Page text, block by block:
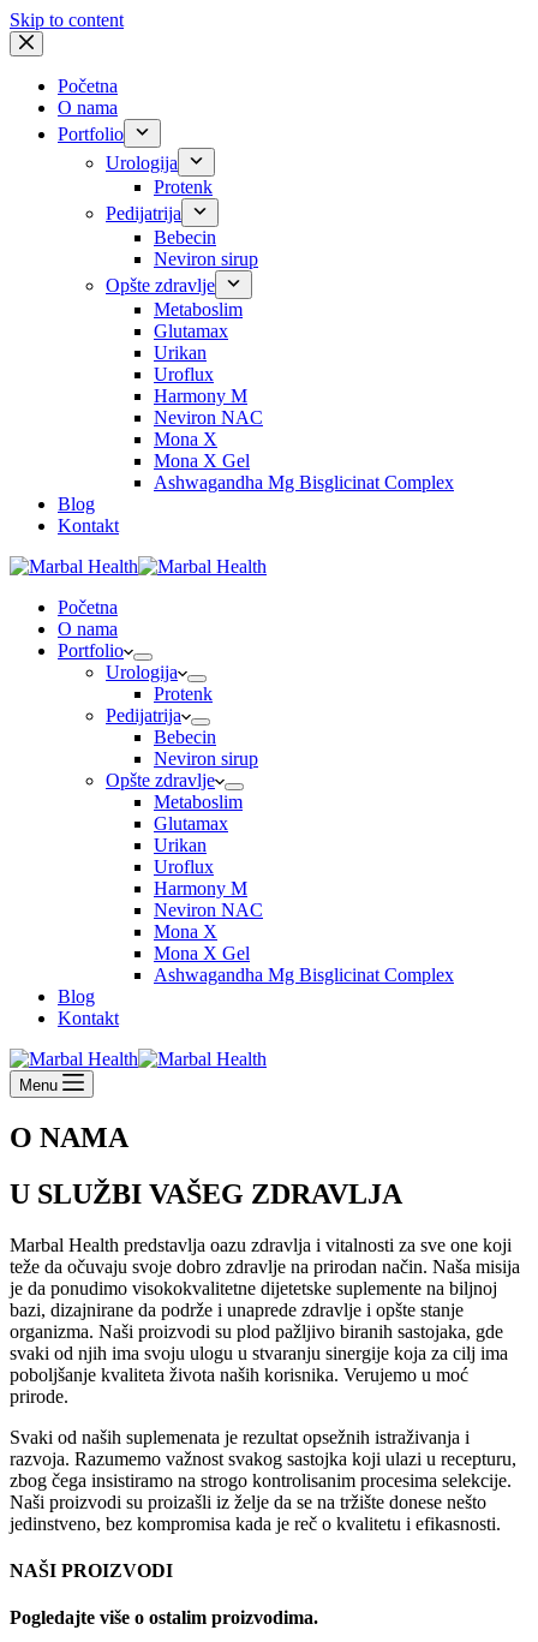
Skip to content
Početna
O nama
Portfolio
Urologija
Protenk
Pedijatrija
Bebecin
Neviron sirup
Opšte zdravlje
Metaboslim
Glutamax
Urikan
Uroflux
Harmony M
Neviron NAC
Mona X
Mona X Gel
Ashwagandha Mg Bisglicinat Complex
Blog
Kontakt
Početna
O nama
Portfolio
Urologija
Protenk
Pedijatrija
Bebecin
Neviron sirup
Opšte zdravlje
Metaboslim
Glutamax
Urikan
Uroflux
Harmony M
Neviron NAC
Mona X
Mona X Gel
Ashwagandha Mg Bisglicinat Complex
Blog
Kontakt
Menu
O NAMA
U SLUŽBI VAŠEG ZDRAVLJA
Marbal Health predstavlja oazu zdravlja i vitalnosti za sve one koji
teže da očuvaju svoje dobro zdravlje na prirodan način. Naša misija
je da ponudimo visokokvalitetne dijetetske suplemente na biljnoj
bazi, dizajnirane da podrže i unaprede zdravlje i opšte stanje
organizma. Naši proizvodi su plod pažljivo biranih sastojaka, gde
svaki od njih ima svoju ulogu u stvaranju sinergije koja za cilj ima
poboljšanje kvaliteta života naših korisnika. Verujemo u moć
prirode.
Svaki od naših suplemenata je rezultat opsežnih istraživanja i
razvoja. Razumemo važnost svakog sastojka koji ulazi u recepturu,
zbog čega insistiramo na strogo kontrolisanim procesima selekcije.
Naši proizvodi su proizašli iz želje da se na tržište donese nešto
jedinstveno, bez kompromisa kada je reč o kvalitetu i efikasnosti.
NAŠI PROIZVODI
Pogledajte više o ostalim proizvodima.